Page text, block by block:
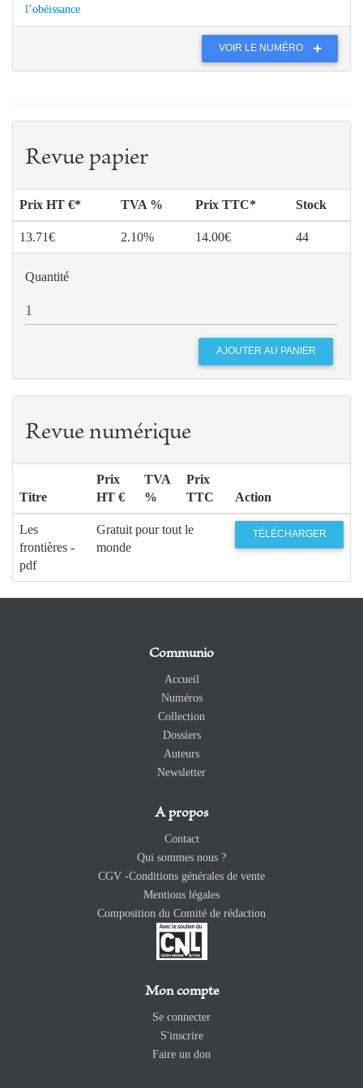
l’obéissance
VOIR LE NUMÉRO
Revue papier
Prix HT €* TVA % Prix TTC* Stock
13.71€ 2.10% 14.00€ 44
Quantité
Revue numérique
Titre
Prix
HT €
TVA
%
Prix
TTC
Action
Les
frontières -
pdf
Gratuit pour tout le
monde
TÉLÉCHARGER
Communio
Accueil
Numéros
Collection
Dossiers
Auteurs
Newsletter
A propos
Contact
Qui sommes nous ?
CGV -Conditions générales de vente
Mentions légales
Composition du Comité de rédaction
Mon compte
Se connecter
S'inscrire
Faire un don